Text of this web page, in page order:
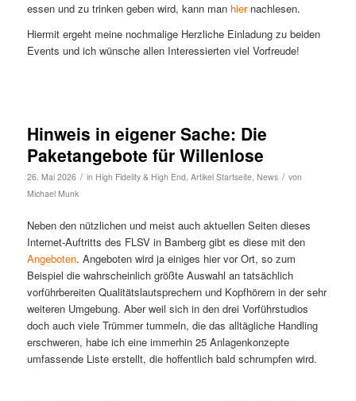
essen und zu trinken geben wird, kann man hiernachlesen.
Hiermit ergeht meine nochmalige Herzliche Einladung zu beiden
Events und ich wünsche allen Interessierten viel Vorfreude!
Hinweis in eigener Sache: Die
Paketangebote für Willenlose
26. Mai 2026 / in High Fidelity & High End, Artikel Startseite, News / von
Michael Munk
Neben den nützlichen und meist auch aktuellen Seiten dieses
Internet-Auftritts des FLSV in Bamberg gibt es diese mit den
Angeboten. Angeboten wird ja einiges hier vor Ort, so zum
Beispiel die wahrscheinlich größte Auswahl an tatsächlich
vorführbereiten Qualitätslautsprechern und Kopfhörern in der sehr
weiteren Umgebung. Aber weil sich in den drei Vorführstudios
doch auch viele Trümmer tummeln, die das alltägliche Handling
erschweren, habe ich eine immerhin 25 Anlagenkonzepte
umfassende Liste erstellt, die hoffentlich bald schrumpfen wird.